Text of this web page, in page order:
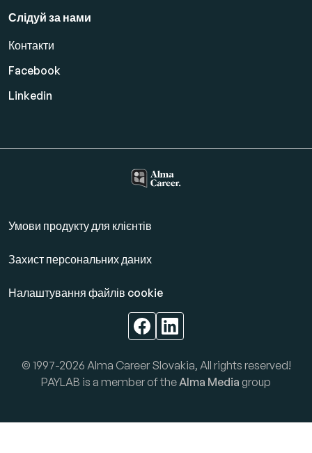
Слідуй за нами
Контакти
Facebook
Linkedin
Умови продукту для клієнтів
Захист персональних даних
Налаштування файлів cookie
© 1997-2026 Alma Career Slovakia, All rights reserved!
PAYLAB is a member of the Alma Media group